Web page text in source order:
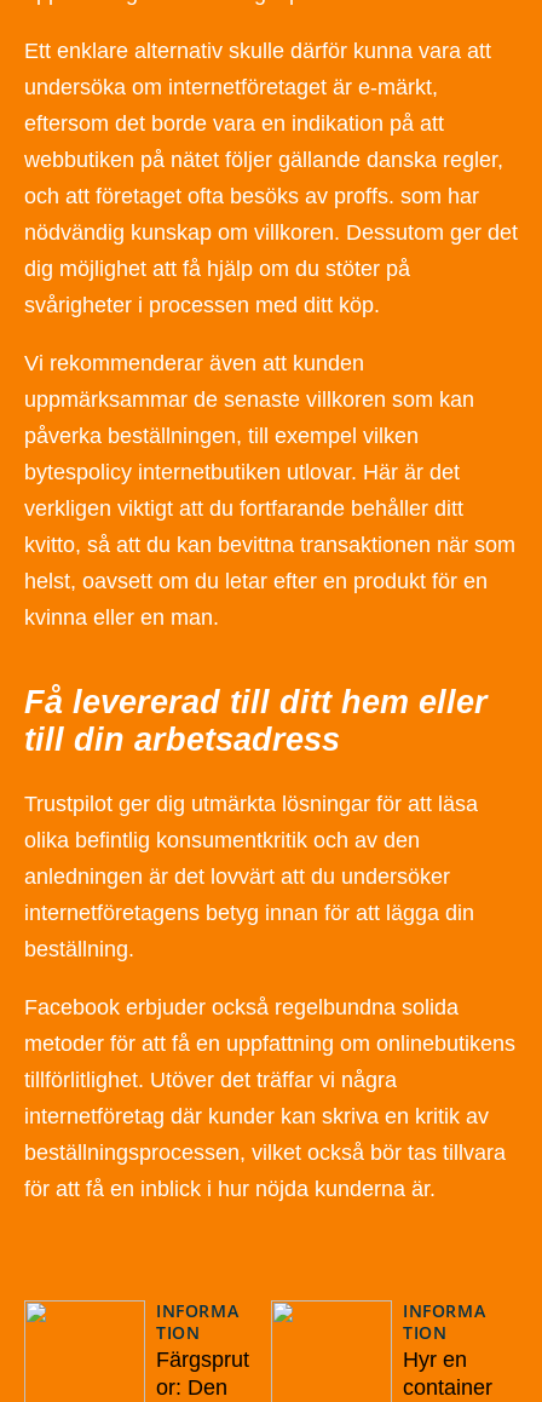
Ett enklare alternativ skulle därför kunna vara att
undersöka om internetföretaget är e-märkt,
eftersom det borde vara en indikation på att
webbutiken på nätet följer gällande danska regler,
och att företaget ofta besöks av proffs. som har
nödvändig kunskap om villkoren. Dessutom ger det
dig möjlighet att få hjälp om du stöter på
svårigheter i processen med ditt köp.
Vi rekommenderar även att kunden
uppmärksammar de senaste villkoren som kan
påverka beställningen, till exempel vilken
bytespolicy internetbutiken utlovar. Här är det
verkligen viktigt att du fortfarande behåller ditt
kvitto, så att du kan bevittna transaktionen när som
helst, oavsett om du letar efter en produkt för en
kvinna eller en man.
Få levererad till ditt hem eller
till din arbetsadress
Trustpilot ger dig utmärkta lösningar för att läsa
olika befintlig konsumentkritik och av den
anledningen är det lovvärt att du undersöker
internetföretagens betyg innan för att lägga din
beställning.
Facebook erbjuder också regelbundna solida
metoder för att få en uppfattning om onlinebutikens
tillförlitlighet. Utöver det träffar vi några
internetföretag där kunder kan skriva en kritik av
beställningsprocessen, vilket också bör tas tillvara
för att få en inblick i hur nöjda kunderna är.
INFORMA
TION
Färgsprut
or: Den
INFORMA
TION
Hyr en
container